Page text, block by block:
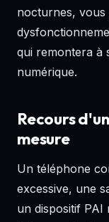
nocturnes, vous
qui remontera à
numérique.
Recours
mesure
Un téléphone
excessive, une
un dispositif PAI